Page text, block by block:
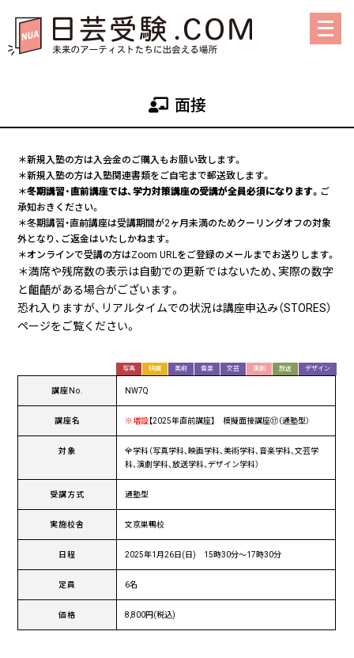
メ
ニ
く
面接
＊新規入塾の方は入会金のご購入もお願い致します。
＊新規入塾の方は入塾関連書類をご自宅まで郵送致します。
＊冬期講習・直前講座では、学力対策講座の受講が全員必須になります。 ご
承知おきください。
＊冬期講習・直前講座は受講期間が2ヶ月未満のためクーリングオフの対象
外となり、ご返金はいたしかねます。
＊オンラインで受講の方はZoom URLをご登録のメールまでお送りします。
＊満席や残席数の表示は自動での更新ではないため、実際の数字
と齟齬がある場合がございます。
恐れ入りますが、リアルタイムでの状況は講座申込み（STORES）
ページをご覧ください。
写真 映画 美術 音楽 文芸 演劇 放送 デザイン
講座No. NW7Q
講座名 ※増設 【2025年直前講座】 模擬面接講座⑰（通塾型）
対象
全学科（写真学科、映画学科、美術学科、音楽学科、文芸学
科、演劇学科、放送学科、デザイン学科）
受講方式 通塾型
実施校舎 文京巣鴨校
日程 2025年1月26日(日) 15時30分〜17時30分
定員 6名
価格 8,800円(税込)